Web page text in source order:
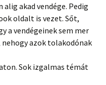
akad vendége. Pedig
oldalt is vezet. Sőt,
a vendégeinek sem mer
azok tolakodónak
Sok izgalmas témát